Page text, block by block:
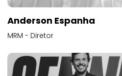
Anderson Espanha
MRM - Diretor